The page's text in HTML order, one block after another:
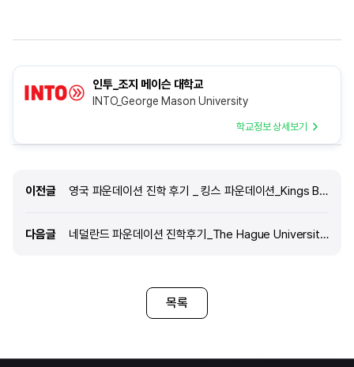
인투_조지 메이슨 대학교
INTO_George Mason University
학교정보 상세보기
이전글 이전글
영국 파운데이션 진학 후기 _ 킹스 파운데이션_Kings Brighton_University of Bristol Pathway
다음글 다음글
네덜란드 파운데이션 진학후기_The Hague University of Applied Sciences (International Sports Management)
목록